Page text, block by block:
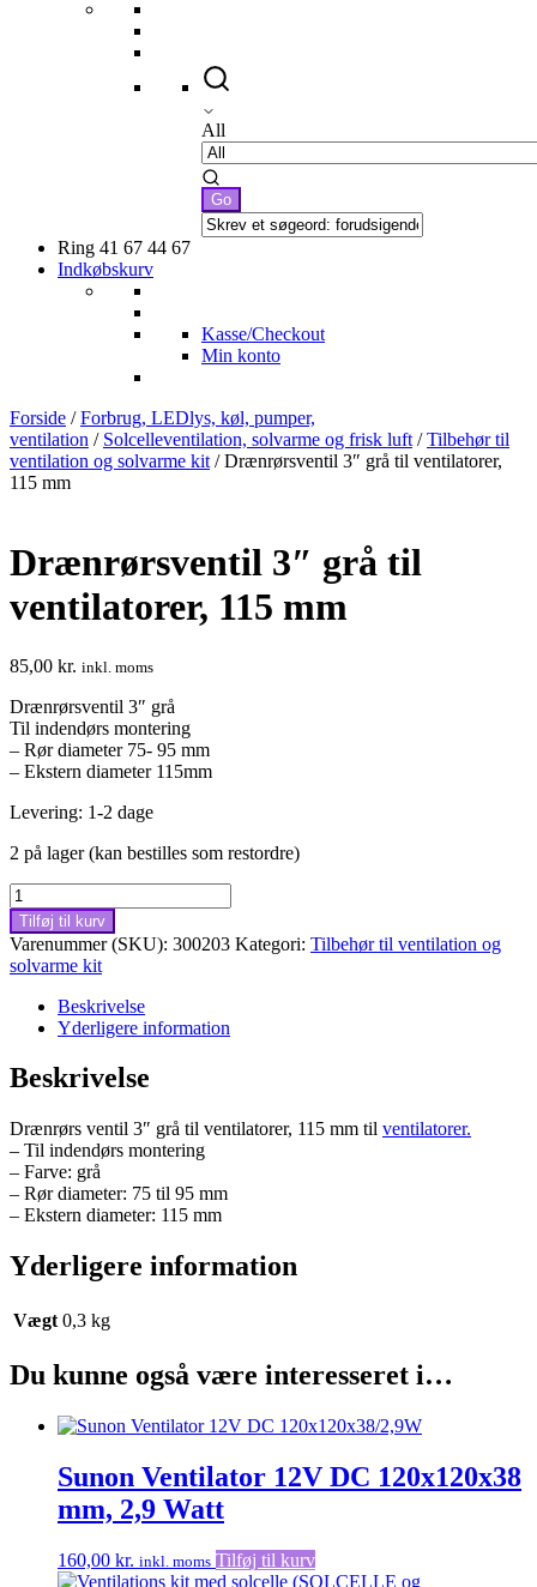
All
Ring 41 67 44 67
Indkøbskurv
Kasse/Checkout
Min konto
Forside /Forbrug, LEDlys, køl, pumper,
ventilation / Solcelleventilation, solvarme og frisk luft /Tilbehør til
ventilation og solvarme kit / Drænrørsventil 3″ grå til ventilatorer,
115 mm
Drænrørsventil 3″ grå til
ventilatorer, 115 mm
85,00 kr. inkl. moms
Drænrørsventil 3″ grå
Til indendørs montering
– Rør diameter 75- 95 mm
– Ekstern diameter 115mm
Levering: 1-2 dage
2 på lager (kan bestilles som restordre)
Drænrørsventil
3"
grå
til
ventilatorer,
Tilføj til kurv
Varenummer (SKU): 300203 Kategori: Tilbehør til ventilation og
solvarme kit
Beskrivelse
Yderligere information
Beskrivelse
Drænrørs ventil 3″ grå til ventilatorer, 115 mm til ventilatorer.
– Til indendørs montering
– Farve: grå
– Rør diameter: 75 til 95 mm
– Ekstern diameter: 115 mm
Yderligere information
Vægt 0,3 kg
Du kunne også være interesseret i…
Sunon Ventilator 12V DC 120x120x38
mm, 2,9 Watt
160,00 kr. inkl. moms Tilføj til kurv